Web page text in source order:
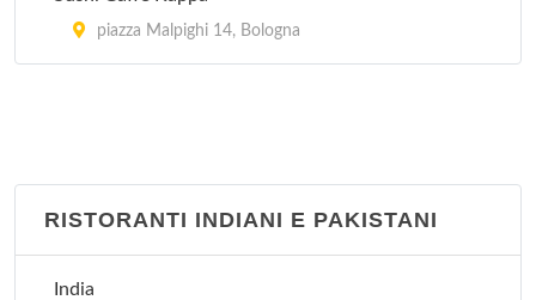
piazza Malpighi 14, Bologna
RISTORANTI INDIANI E PAKISTANI
India